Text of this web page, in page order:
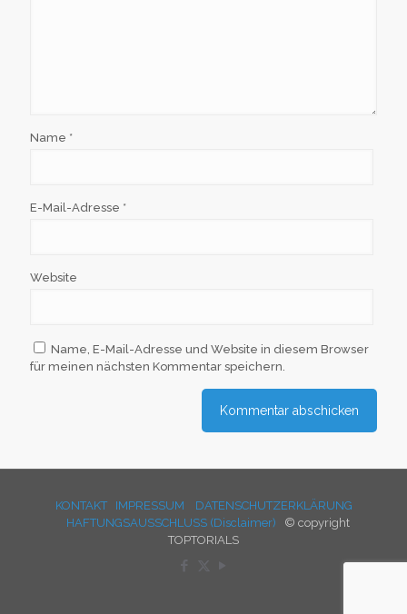
Name *
E-Mail-Adresse *
Website
Name, E-Mail-Adresse und Website in diesem Browser
für meinen nächsten Kommentar speichern.
KONTAKT IMPRESSUM
DATENSCHUTZERKLÄRUNG
HAFTUNGSAUSSCHLUSS (Disclaimer) © copyright
TOPTORIALS